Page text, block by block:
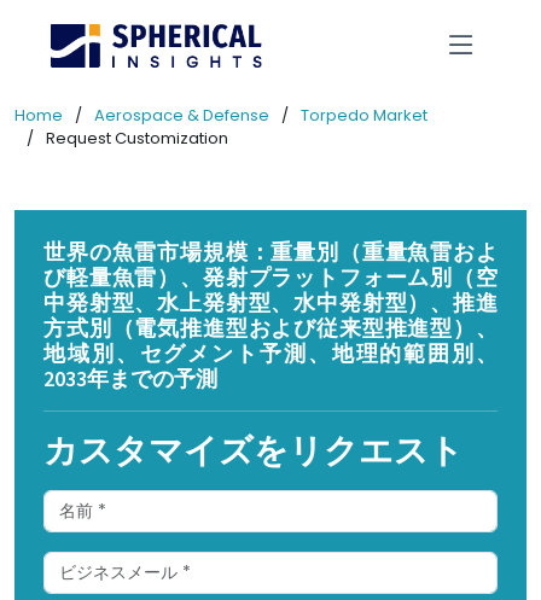
Home Aerospace & Defense
Torpedo Market
Request Customization
世界の魚雷市場規模：重量別（重量魚雷およ
び軽量魚雷）、発射プラットフォーム別（空
中発射型、水上発射型、水中発射型）、推進
方式別（電気推進型および従来型推進型）、
地域別、セグメント予測、地理的範囲別、
2033年までの予測
カスタマイズをリクエスト